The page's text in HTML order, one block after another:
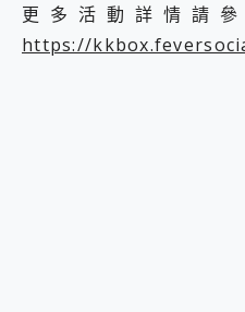
更多活動詳情請
https://